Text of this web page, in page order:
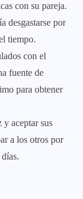
con su pareja.
desgastarse por
tiempo.
con el
fuente de
para obtener
y aceptar sus
a los otros por